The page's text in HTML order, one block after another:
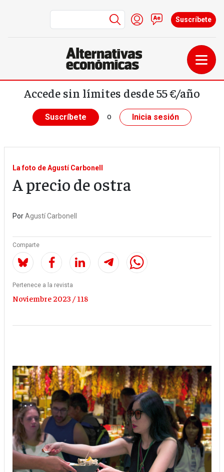
Pasar al contenido principal
Menú de cuenta de
Iniciar sesión
Contacto
Suscríbete
Accede sin límites desde 55 €/año
Suscríbete o Inicia sesión
La foto de Agustí Carbonell
A precio de ostra
PorAgustí Carbonell
Comparte
Pertenece a la revista
Noviembre 2023 / 118
Imagen